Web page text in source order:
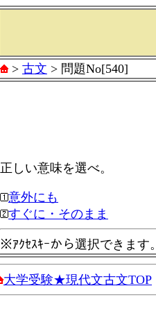
> 古文 > 問題No[540]
正しい意味を選べ。
意外にも
すぐに・そのまま
※ｱｸｾｽｷｰから選択できます。
大学受験★現代文古文TOP